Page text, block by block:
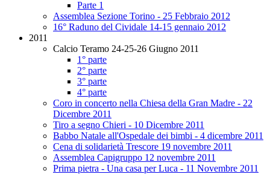
Parte 1
Assemblea Sezione Torino - 25 Febbraio 2012
16° Raduno del Cividale 14-15 gennaio 2012
2011
Calcio Teramo 24-25-26 Giugno 2011
1° parte
2° parte
3° parte
4° parte
Coro in concerto nella Chiesa della Gran Madre - 22
Dicembre 2011
Tiro a segno Chieri - 10 Dicembre 2011
Babbo Natale all'Ospedale dei bimbi - 4 dicembre 2011
Cena di solidarietà Trescore 19 novembre 2011
Assemblea Capigruppo 12 novembre 2011
Prima pietra - Una casa per Luca - 11 Novembre 2011